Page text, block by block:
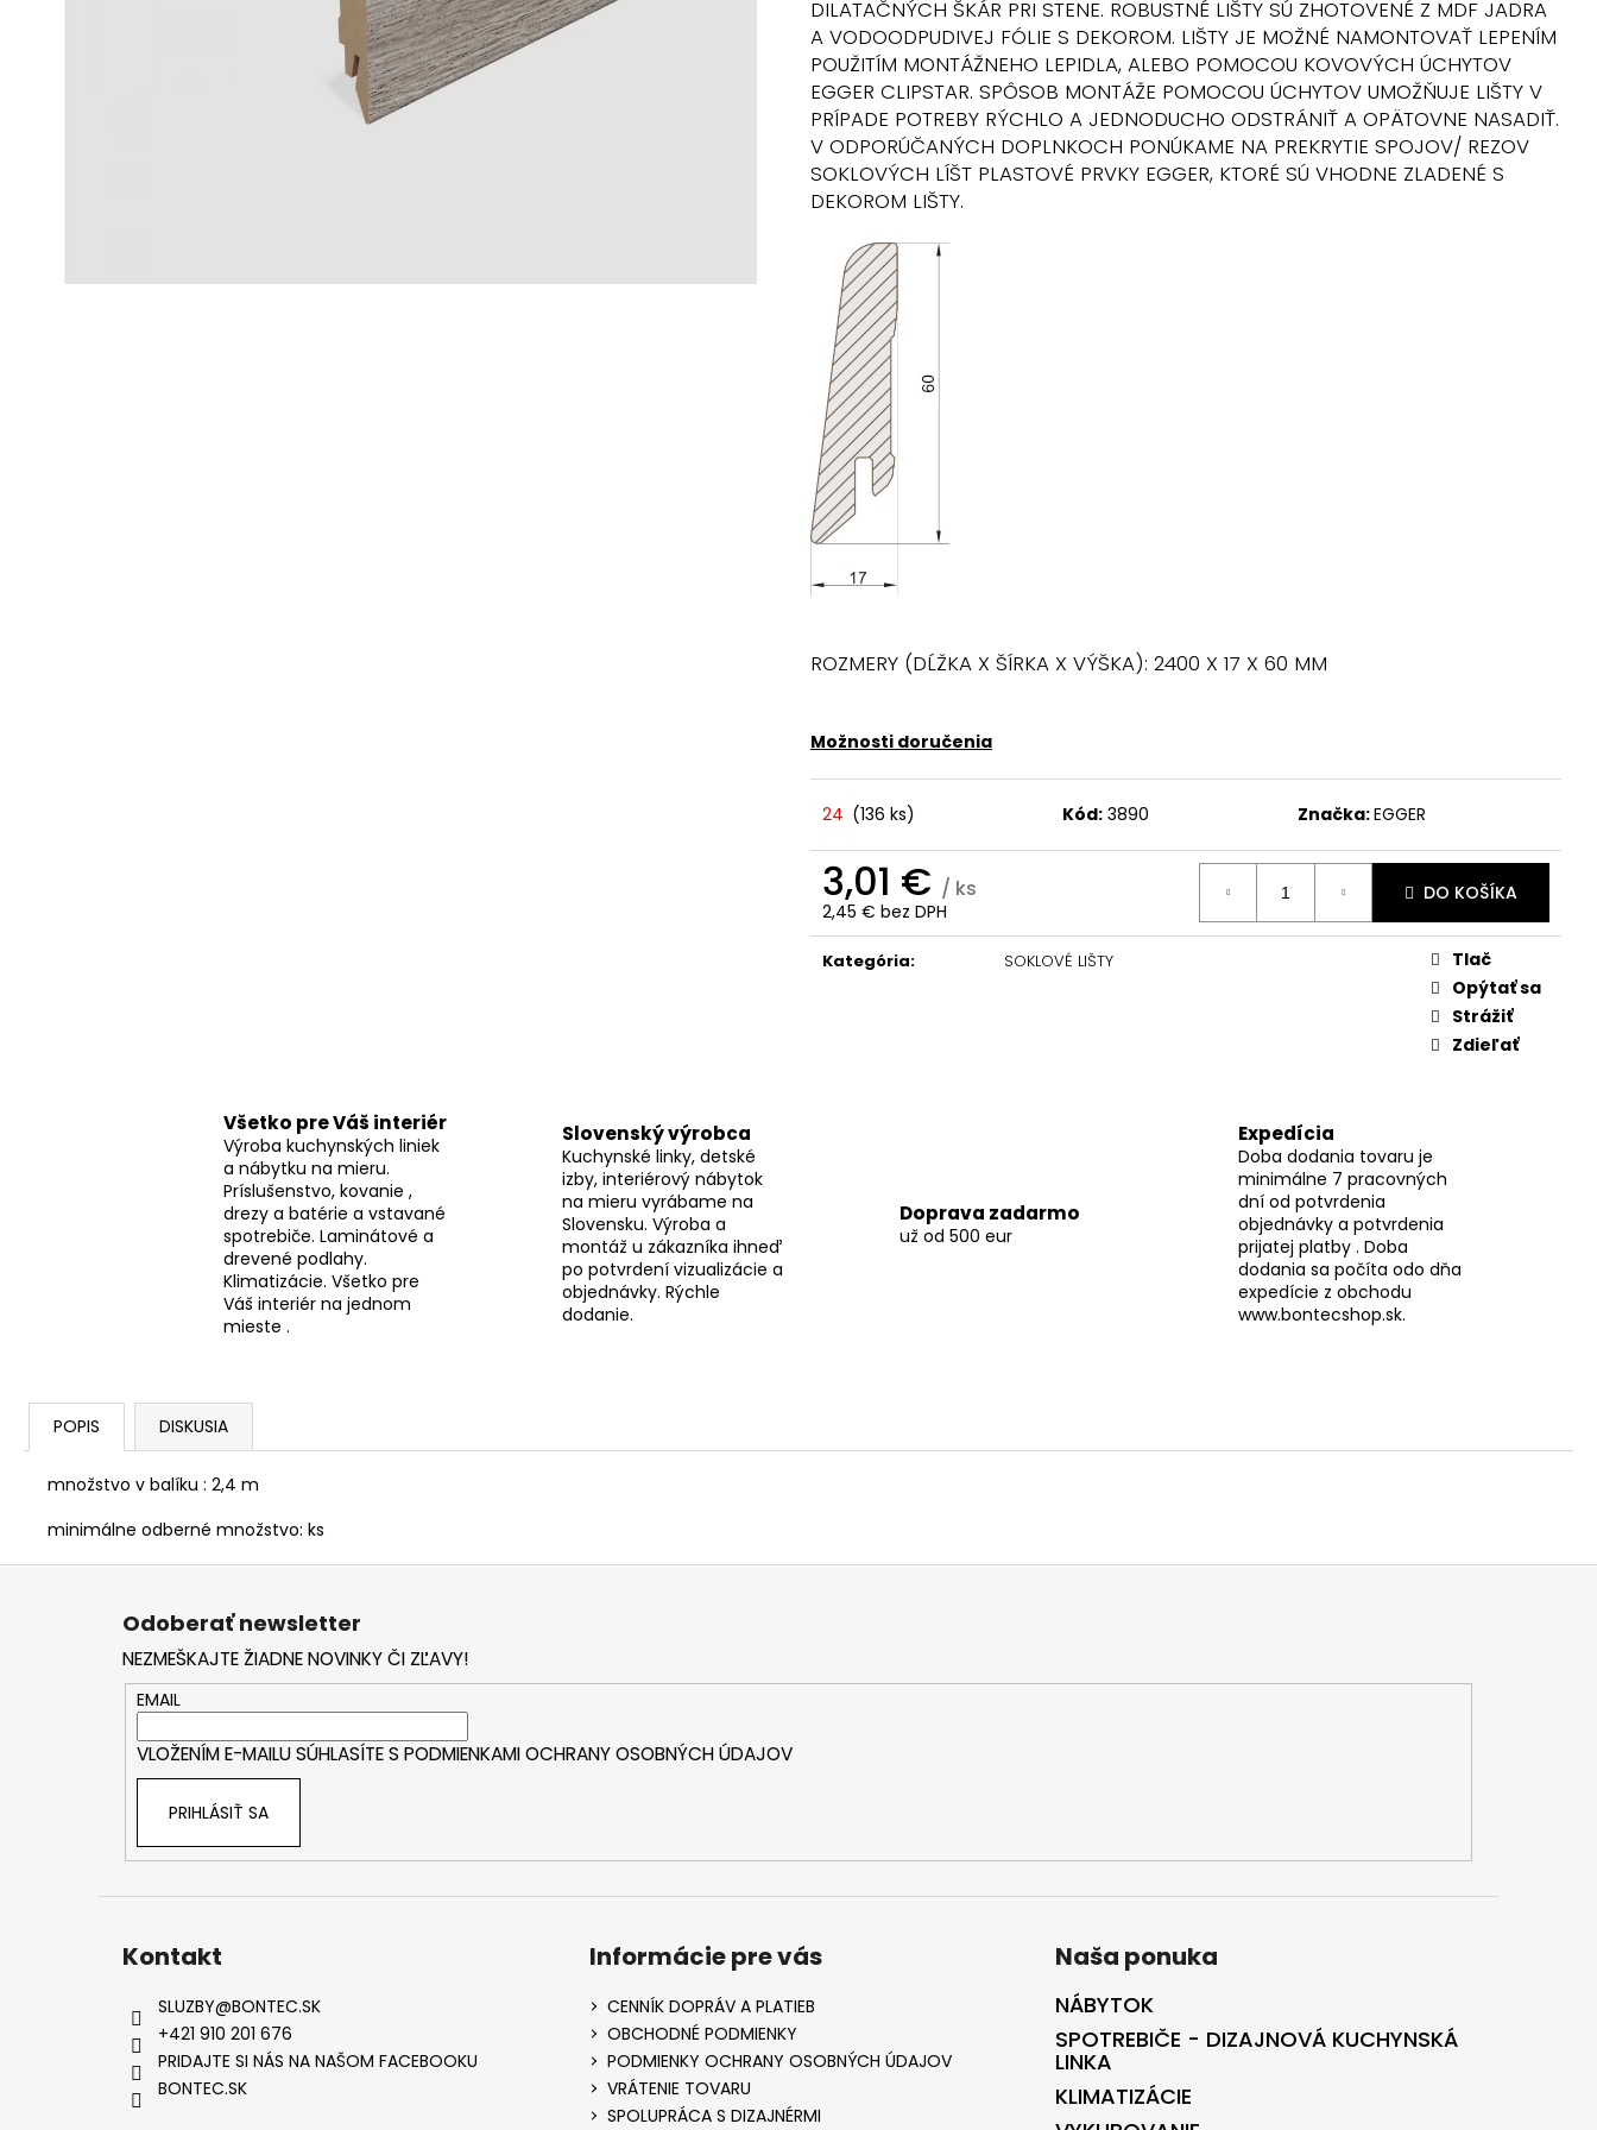
DILATAČNÝCH ŠKÁR PRI STENE. ROBUSTNÉ LIŠTY SÚ ZHOTOVENÉ Z MDF JADRA
A VODOODPUDIVEJ FÓLIE S DEKOROM. LIŠTY JE MOŽNÉ NAMONTOVAŤ LEPENÍM
POUŽITÍM MONTÁŽNEHO LEPIDLA, ALEBO POMOCOU KOVOVÝCH ÚCHYTOV
EGGER CLIPSTAR. SPÔSOB MONTÁŽE POMOCOU ÚCHYTOV UMOŽŇUJE LIŠTY V
PRÍPADE POTREBY RÝCHLO A JEDNODUCHO ODSTRÁNIŤ A OPÄTOVNE NASADIŤ.
V ODPORÚČANÝCH DOPLNKOCH PONÚKAME NA PREKRYTIE SPOJOV/ REZOV
SOKLOVÝCH LÍŠT PLASTOVÉ PRVKY EGGER, KTORÉ SÚ VHODNE ZLADENÉ S
DEKOROM LIŠTY.
ROZMERY (DĹŽKA X ŠÍRKA X VÝŠKA): 2400 X 17 X 60 MM
Možnosti doručenia
24 (136 ks) Kód: 3890 Značka:EGGER
3,01 € / ks
2,45 € bez DPH
Jednotková
cena:
DO KOŠÍKA
Kategória: SOKLOVÉ LIŠTY
Tlač
Opýtať sa
Strážiť
Zdieľať
Všetko pre Váš interiér
Výroba kuchynských liniek
a nábytku na mieru.
Príslušenstvo, kovanie ,
drezy a batérie a vstavané
spotrebiče. Laminátové a
drevené podlahy.
Klimatizácie. Všetko pre
Váš interiér na jednom
mieste .
Slovenský výrobca
Kuchynské linky, detské
izby, interiérový nábytok
na mieru vyrábame na
Slovensku. Výroba a
montáž u zákazníka ihneď
po potvrdení vizualizácie a
objednávky. Rýchle
dodanie.
Doprava zadarmo
už od 500 eur
Expedícia
Doba dodania tovaru je
minimálne 7 pracovných
dní od potvrdenia
objednávky a potvrdenia
prijatej platby . Doba
dodania sa počíta odo dňa
expedície z obchodu
www.bontecshop.sk.
POPIS DISKUSIA
množstvo v balíku : 2,4 m
minimálne odberné množstvo: ks
Z
Odoberať newsletter
NEZMEŠKAJTE ŽIADNE NOVINKY ČI ZĽAVY!
EMAIL
VLOŽENÍM E-MAILU SÚHLASÍTE S PODMIENKAMI OCHRANY OSOBNÝCH ÚDAJOV
PRIHLÁSIŤ SA
Kontakt
SLUZBY@BONTEC.SK
+421 910 201 676
PRIDAJTE SI NÁS NA NAŠOM FACEBOOKU
BONTEC.SK
Informácie pre vás
CENNÍK DOPRÁV A PLATIEB
OBCHODNÉ PODMIENKY
PODMIENKY OCHRANY OSOBNÝCH ÚDAJOV
VRÁTENIE TOVARU
SPOLUPRÁCA S DIZAJNÉRMI
Naša ponuka
NÁBYTOK
SPOTREBIČE - DIZAJNOVÁ KUCHYNSKÁ
LINKA
KLIMATIZÁCIE